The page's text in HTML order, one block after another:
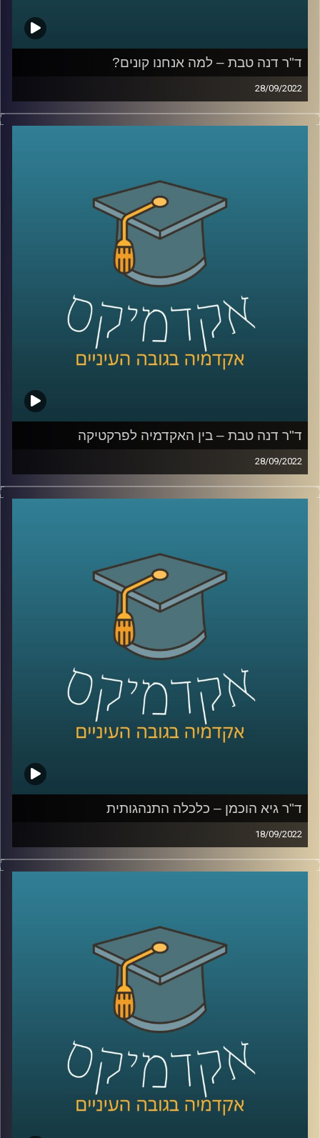
ד"ר דנה טבת – למה אנחנו קונים?
28/09/2022
למה אנחנו קונים דברים שאנחנו לא צריכים? כיצד נשים קונות
אחרת מגברים? למה ההבדלים האלו קיימים? איזו מוזיקה
בחלק השני של השיחה עם ד"ר דנה טבת, מרצה וחוקרת
בתחום השיווק בבית הספר למנהל עסקים של אוניברסיטת
רייכמן, דיברנו על חווית הלקוח, למה אנחנו לא קונים רק באופן
רציונלי ומה עושים כדי לגרום לנו לקנות יותר.
AudioVersity
ד"ר דנה טבת – בין האקדמיה לפרקטיקה
28/09/2022
הרבה פעמים ישנה ביקורת על חוסר ההתאמה של האקדמיה
לשוק העבודה המודרני אך ד"ר דנה טבת מסבירה שיש יכולות
ד"ר דנה טבת היא מרצה בתוכנית ההתמחות בשיווק ומנהלת
הוראה היברידית בבי"ס אריסון למנהל עסקים. טרם הצטרפותה
לאוניברסיטת רייכמן היתה סמנכ"ל בחברת מחקר בינלאומית
ומנהלת המחקר בשטראוס-עלית, ובמגה – הריבוע הכחול שם
התמחתה במחקרי קונים. יחד דיברנו על המקום של האקדמיה
בעולם העסקי, החשיבות שלה ולאן פנינו מועדות.
ד"ר גיא הוכמן – כלכלה התנהגותית
18/09/2022
כחלק ממגמה תודעתית הולכת וגוברת בשנים האחרונות
שהכלכלה ההתנהגותית צריכה לקחת חלק חשוב יותר בחברה
הזאת לומדים הסטודנטים על כוחות המניעים את הכלכלה או
השפעות על השוק, שהרבה פעמים יכולים להישמע כאילו הם
נוגדים את האינטואיציה האנושית.
בפרק הזה של אקדמיקס ראיינתי את ד"ר גיא הוכמן, ראש
התכנית לתואר שני בכלכלה התנהגותית כאן באוניברסיטת
רייכמן. ד"ר הוכמן עשה דוקטורט בפסיכולוגיה בטכניון
והשתלם בלימודי פוסט דוקטורט במעבדתו של פרופסור דן
אריאלי בבית הספר למנהל עסקים באוניברסיטת דיוק. ד"ר
הוכמן יסביר בתכנית למה במיוחד בימינו, כשעתיד שוק